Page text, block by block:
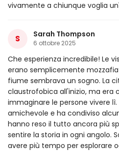
vivamente a chiunque voglia
S Sarah Thompson
6 ottobre 2025
Che esperienza incredibile! Le
erano semplicemente
fiume sembrava un sogno. La
claustrofobica all'inizio, ma era
immaginare le persone vivere
amichevole e ha condiviso
hanno reso il tutto ancora più
sentire la storia in ogni angolo.
avere più tempo per esplorare